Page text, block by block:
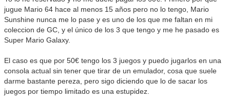
jugue Mario 64 hace al menos 15 años pero no lo tengo, Mario
Sunshine nunca me lo pase y es uno de los que me faltan en mi
coleccion de GC, y el único de los 3 que tengo y me he pasado es
Super Mario Galaxy.
El caso es que por 50€ tengo los 3 juegos y puedo jugarlos en una
consola actual sin tener que tirar de un emulador, cosa que suele
darme bastante pereza, pero sigo diciendo que lo de sacar los
juegos por tiempo limitado es una estupidez.